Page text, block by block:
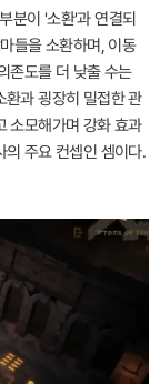
분이 '소환'과 연결되
들을 소환하며, 이동
존도를 더 낮출 수는
환과 굉장히 밀접한 관
소모해가며 강화 효과
의 주요 컨셉인 셈이다.